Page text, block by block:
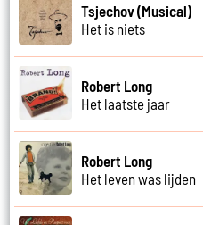
Tsjechov (Musical)
Het is niets
Robert Long
Het laatste jaar
Robert Long
Het leven was lijden